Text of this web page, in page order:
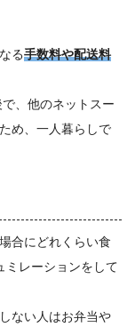
る手数料や配送料
、他のネットスー
め、一人暮らしで
合にどれくらい食
ミレーションをして
ない人はお弁当や